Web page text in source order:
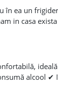
ea un
in casa
alcool ✔
foarte bună